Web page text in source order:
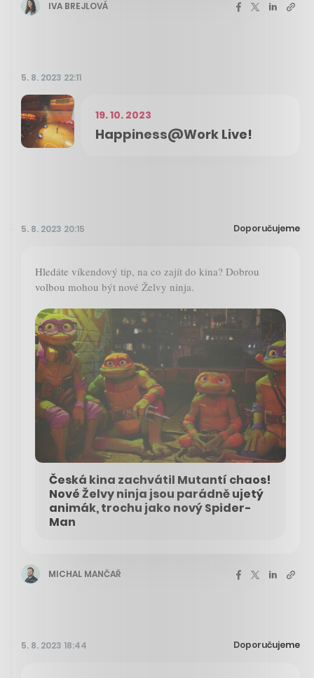
IVA BREJLOVÁ
5. 8. 2023 22:11
19. 10. 2023
Happiness@Work Live!
5. 8. 2023 20:15 Doporučujeme
Hledáte víkendový tip, na co zajít do kina? Dobrou
volbou mohou být nové Želvy ninja.
Česká kina zachvátil Mutantí chaos!
Nové Želvy ninja jsou parádně ujetý
animák, trochu jako nový Spider-
Man
MICHAL MANČAŘ
5. 8. 2023 18:44 Doporučujeme